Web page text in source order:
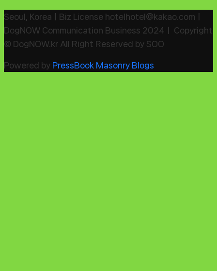
Seoul, KoreaㅣBiz License hotelhotel@kakao.comㅣ
DogNOW Communication Business 2024ㅣ Copyright
© DogNOW.kr All Right Reserved by SOO
Powered by PressBook Masonry Blogs